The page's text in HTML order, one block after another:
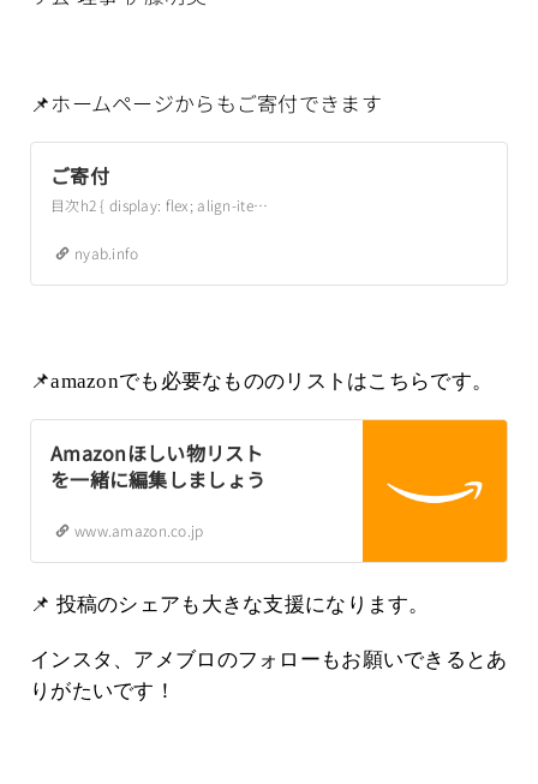
📌ホームページからもご寄付できます
ご寄付
目次h2 { display: flex; align-items: center; &::after {
nyab.info
📌amazonでも必要なもののリストはこちらです。
Amazonほしい物リスト
を一緒に編集しましょう
www.amazon.co.jp
📌 投稿のシェアも大きな支援になります。
インスタ、アメブロのフォローもお願いできるとあ
りがたいです！